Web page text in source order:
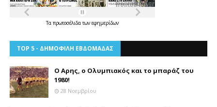
Τα πρωτοσέλιδατων εφημερίδων
TOP 5 - ΔΗΜΟΦΙΛΗ ΕΒΔΟΜΑΔΑΣ
Ο Αρης, ο Ολυμπιακός και το μπαράζ του
1980!
28 Νοεμβρίου